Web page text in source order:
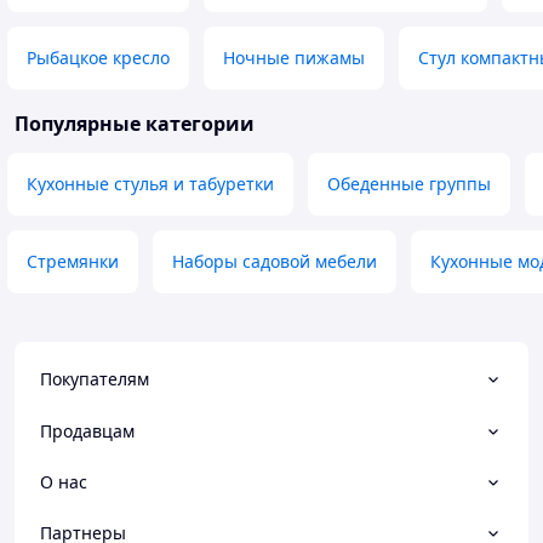
Рыбацкое кресло Ночные пижамы Стул
Популярные категории
Кухонные стулья и табуретки Обеденные группы
Стремянки Наборы садовой мебели Кухонные
Покупателям
Продавцам
О нас
Партнеры